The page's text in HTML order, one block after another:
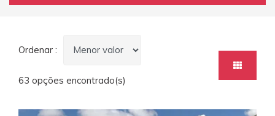
Ordenar :
63 opções encontrado(s)